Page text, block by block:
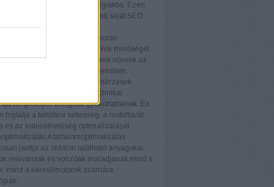
trendekbe és sikeres stratégiákba. Ezen
felhasználásával fejlesztheti saját SEO
és versenyelőnyhöz juthat.
A backlink elemzés során
a weboldalra mutató linkek minőségét
A kiváló minőségű linkek növelik az
a keresőmotorok szemében.
A technikai ellenőrzések
hogy a weboldal minden technikai
megfeleljen a legjobb gyakorlatoknak. Ez
foglalja a betöltési sebesség, a mobilbarát
és az indexelhetőség optimalizálását.
A tartalomoptimalizálás
javítja az oldalon található anyagokat,
relevánsak és vonzóak maradjanak mind a
mind a keresőmotorok számára.